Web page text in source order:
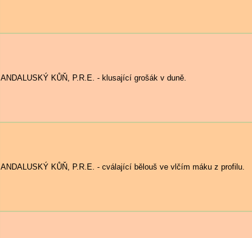
ANDALUSKÝ KŮŇ, P.R.E. - klusající grošák v duně.
ANDALUSKÝ KŮŇ, P.R.E. - cválající bělouš ve vlčím máku z profilu.